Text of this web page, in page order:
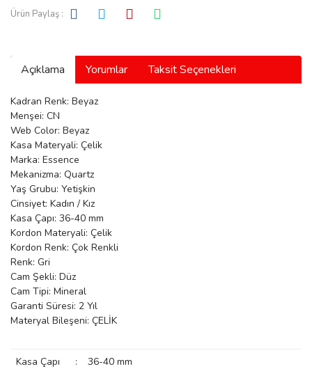
Manoir
Ürün Paylaş :
Açıklama Yorumlar Taksit Seçenekleri
Kadran Renk: Beyaz
Menşei: CN
Web Color: Beyaz
Kasa Materyali: Çelik
Marka: Essence
Mekanizma: Quartz
Yaş Grubu: Yetişkin
Cinsiyet: Kadın / Kız
Kasa Çapı: 36-40 mm
Kordon Materyali: Çelik
Kordon Renk: Çok Renkli
Renk: Gri
Cam Şekli: Düz
Cam Tipi: Mineral
Garanti Süresi: 2 Yıl
Materyal Bileşeni: ÇELİK
Kasa Çapı :
36-40 mm